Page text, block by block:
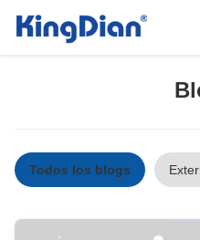
Todos los blogs